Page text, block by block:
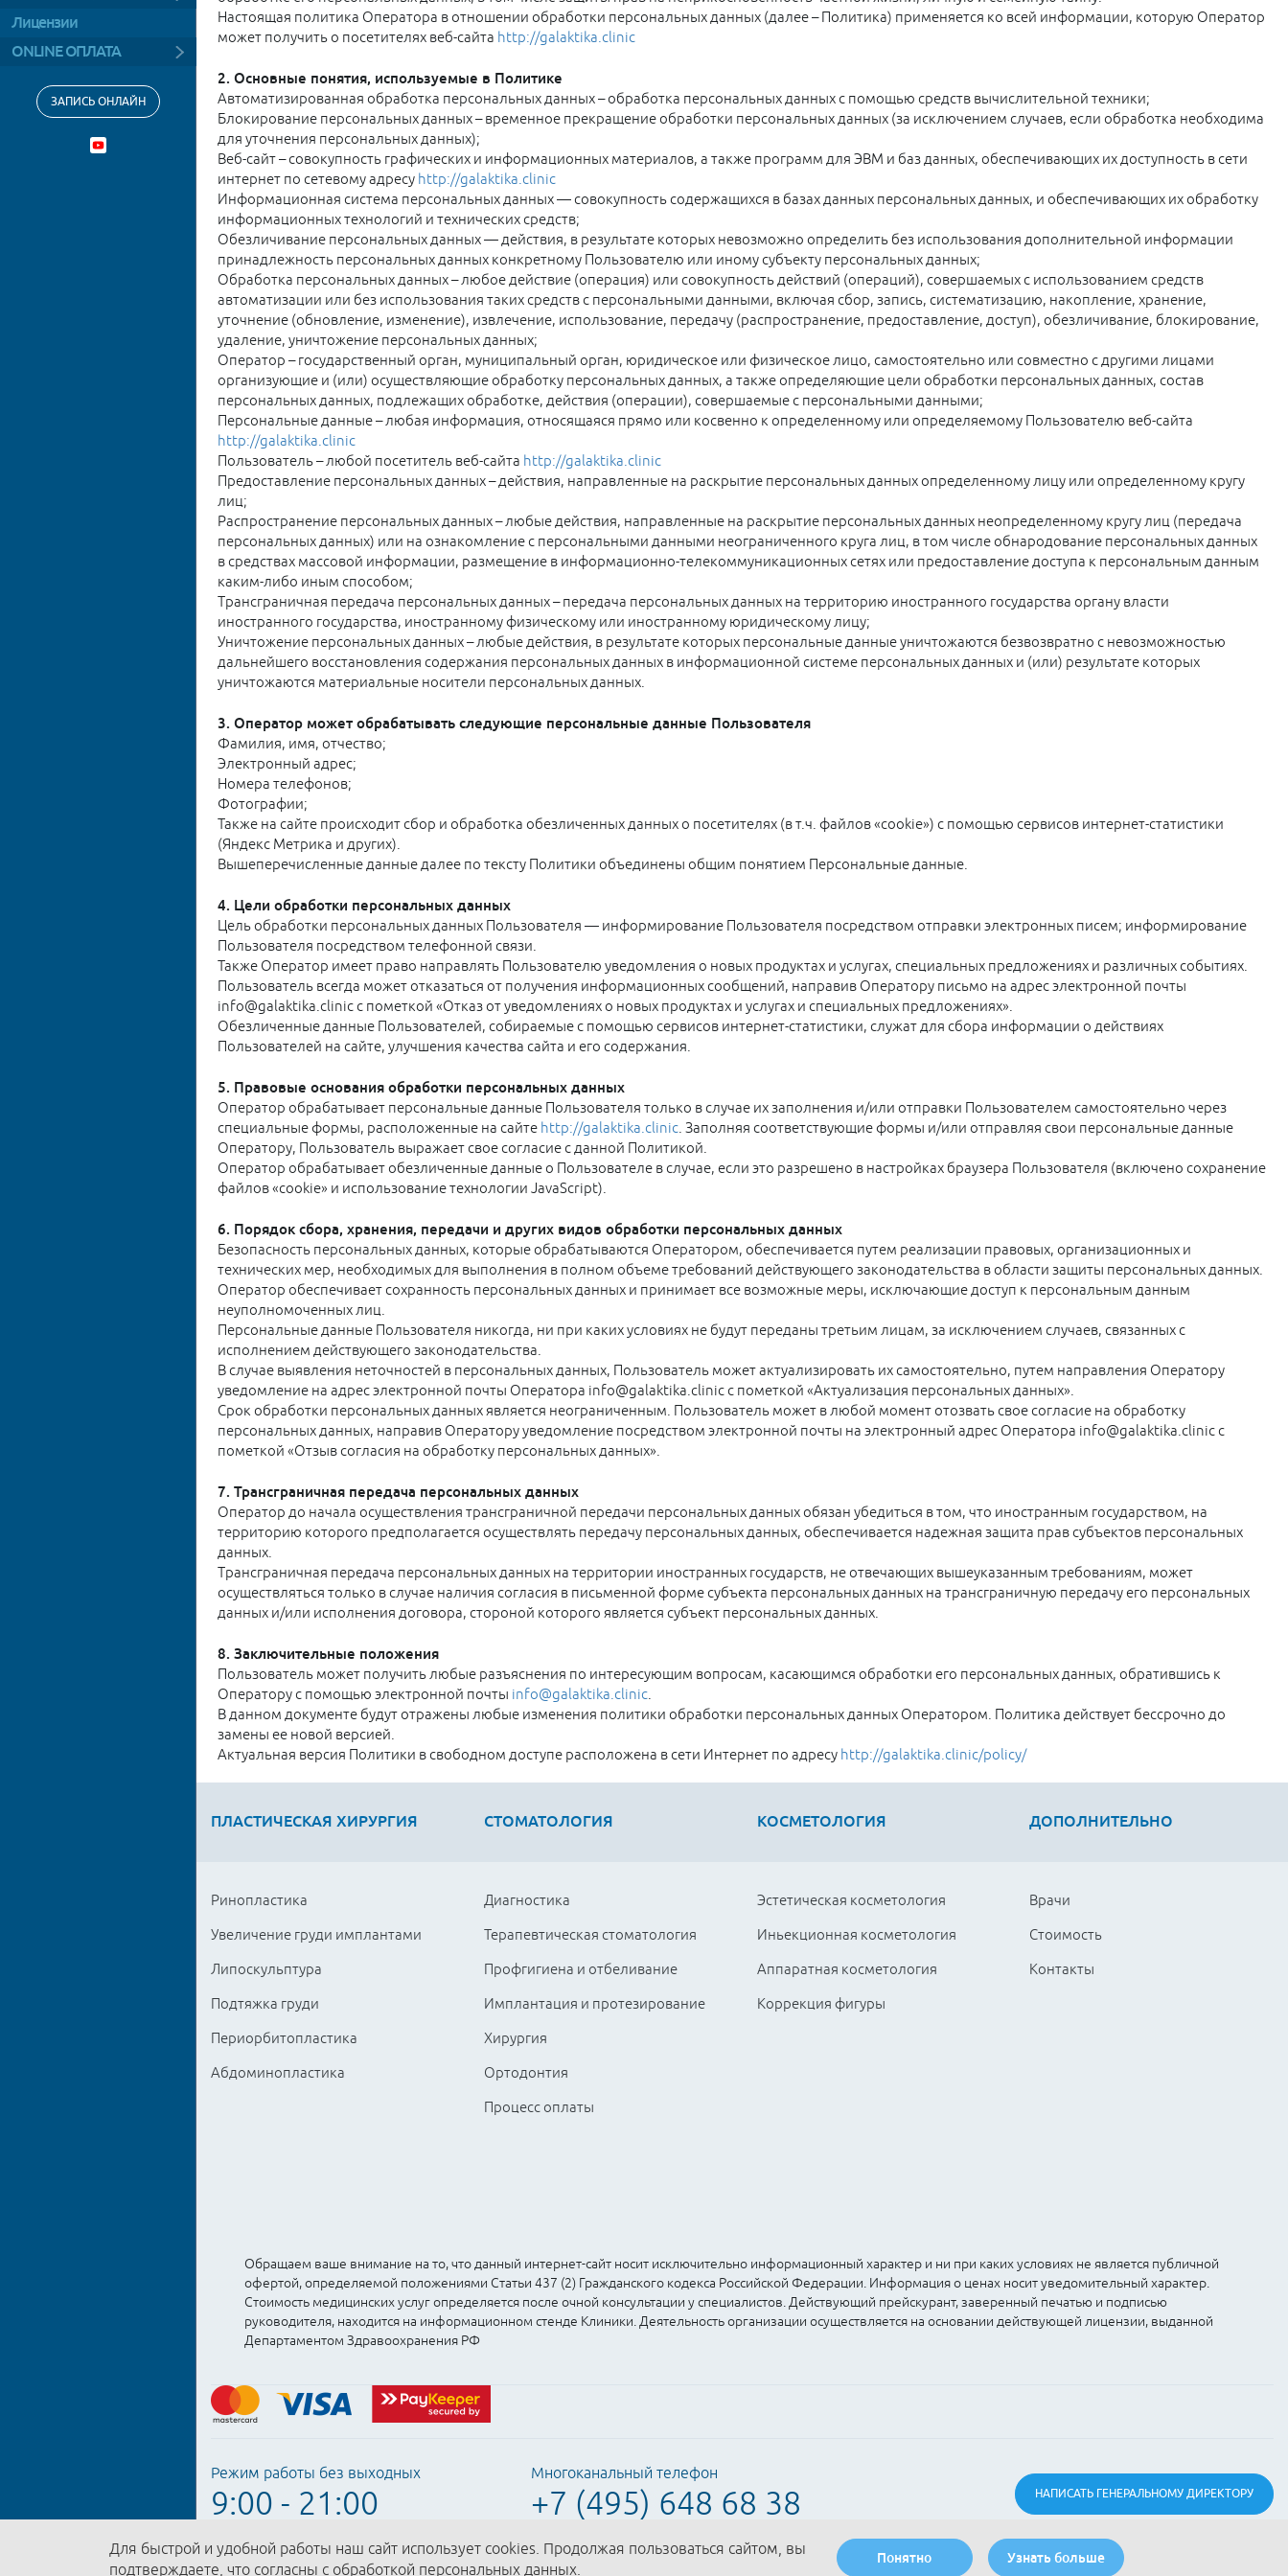
Лицензии
ONLINE ОПЛАТА
Подготовка к
пластической
косметология
коррекция фигуры и
перманентный макияж
Уколы гиалуроновой
кислоты
Биоревитализация
Уколы Ботокса
Инъекционная
косметология
Инъекционное
омоложение SCULPTRA
Лечение гипергидроза
ботулотоксином
VBeam Perfecta
Лазерная
Лазерная эпиляция
подмышек
Лазерная эпиляция
бикини
Лазерная шлифовка
рубцов
Лазерная эпиляция
Микроигольчатый RF-
лифтинг Morpheus 8
Inmode
эпиляции
Лазер Fotona
Аппарат Sciton BBL
Vela Shape III
Ulthera System
Прессотерапия
Sciton BBL
HELEO4
Тhermage CPT Термаж
HydraFacial Allegra MD
Микроигольчатый RF-
лифтинг Morpheus 8
Inmode
Лазер VBeam Perfecta
RF-лифтинг
Показания и виды
реабилитации
Как послать жир
ЗАПИСЬ ОНЛАЙН
Настоящая политика Оператора в отношении обработки персональных данных (далее – Политика) применяется ко всей информации, которую Оператор
может получить о посетителях веб-сайта http://galaktika.clinic
2. Основные понятия, используемые в Политике
Автоматизированная обработка персональных данных – обработка персональных данных с помощью средств вычислительной техники;
Блокирование персональных данных – временное прекращение обработки персональных данных (за исключением случаев, если обработка необходима
для уточнения персональных данных);
Веб-сайт – совокупность графических и информационных материалов, а также программ для ЭВМ и баз данных, обеспечивающих их доступность в сети
интернет по сетевому адресу http://galaktika.clinic
Информационная система персональных данных — совокупность содержащихся в базах данных персональных данных, и обеспечивающих их обработку
информационных технологий и технических средств;
Обезличивание персональных данных — действия, в результате которых невозможно определить без использования дополнительной информации
принадлежность персональных данных конкретному Пользователю или иному субъекту персональных данных;
Обработка персональных данных – любое действие (операция) или совокупность действий (операций), совершаемых с использованием средств
автоматизации или без использования таких средств с персональными данными, включая сбор, запись, систематизацию, накопление, хранение,
уточнение (обновление, изменение), извлечение, использование, передачу (распространение, предоставление, доступ), обезличивание, блокирование,
удаление, уничтожение персональных данных;
Оператор – государственный орган, муниципальный орган, юридическое или физическое лицо, самостоятельно или совместно с другими лицами
организующие и (или) осуществляющие обработку персональных данных, а также определяющие цели обработки персональных данных, состав
персональных данных, подлежащих обработке, действия (операции), совершаемые с персональными данными;
Персональные данные – любая информация, относящаяся прямо или косвенно к определенному или определяемому Пользователю веб-сайта
http://galaktika.clinic
Пользователь – любой посетитель веб-сайта http://galaktika.clinic
Предоставление персональных данных – действия, направленные на раскрытие персональных данных определенному лицу или определенному кругу
лиц;
Распространение персональных данных – любые действия, направленные на раскрытие персональных данных неопределенному кругу лиц (передача
персональных данных) или на ознакомление с персональными данными неограниченного круга лиц, в том числе обнародование персональных данных
в средствах массовой информации, размещение в информационно-телекоммуникационных сетях или предоставление доступа к персональным данным
каким-либо иным способом;
Трансграничная передача персональных данных – передача персональных данных на территорию иностранного государства органу власти
иностранного государства, иностранному физическому или иностранному юридическому лицу;
Уничтожение персональных данных – любые действия, в результате которых персональные данные уничтожаются безвозвратно с невозможностью
дальнейшего восстановления содержания персональных данных в информационной системе персональных данных и (или) результате которых
уничтожаются материальные носители персональных данных.
3. Оператор может обрабатывать следующие персональные данные Пользователя
Фамилия, имя, отчество;
Электронный адрес;
Номера телефонов;
Фотографии;
Также на сайте происходит сбор и обработка обезличенных данных о посетителях (в т.ч. файлов «cookie») с помощью сервисов интернет-статистики
(Яндекс Метрика и других).
Вышеперечисленные данные далее по тексту Политики объединены общим понятием Персональные данные.
4. Цели обработки персональных данных
Цель обработки персональных данных Пользователя — информирование Пользователя посредством отправки электронных писем; информирование
Пользователя посредством телефонной связи.
Также Оператор имеет право направлять Пользователю уведомления о новых продуктах и услугах, специальных предложениях и различных событиях.
Пользователь всегда может отказаться от получения информационных сообщений, направив Оператору письмо на адрес электронной почты
info@galaktika.clinic с пометкой «Отказ от уведомлениях о новых продуктах и услугах и специальных предложениях».
Обезличенные данные Пользователей, собираемые с помощью сервисов интернет-статистики, служат для сбора информации о действиях
Пользователей на сайте, улучшения качества сайта и его содержания.
5. Правовые основания обработки персональных данных
Оператор обрабатывает персональные данные Пользователя только в случае их заполнения и/или отправки Пользователем самостоятельно через
специальные формы, расположенные на сайте http://galaktika.clinic. Заполняя соответствующие формы и/или отправляя свои персональные данные
Оператору, Пользователь выражает свое согласие с данной Политикой.
Оператор обрабатывает обезличенные данные о Пользователе в случае, если это разрешено в настройках браузера Пользователя (включено сохранение
файлов «cookie» и использование технологии JavaScript).
6. Порядок сбора, хранения, передачи и других видов обработки персональных данных
Безопасность персональных данных, которые обрабатываются Оператором, обеспечивается путем реализации правовых, организационных и
технических мер, необходимых для выполнения в полном объеме требований действующего законодательства в области защиты персональных данных.
Оператор обеспечивает сохранность персональных данных и принимает все возможные меры, исключающие доступ к персональным данным
неуполномоченных лиц.
Персональные данные Пользователя никогда, ни при каких условиях не будут переданы третьим лицам, за исключением случаев, связанных с
исполнением действующего законодательства.
В случае выявления неточностей в персональных данных, Пользователь может актуализировать их самостоятельно, путем направления Оператору
уведомление на адрес электронной почты Оператора info@galaktika.clinic с пометкой «Актуализация персональных данных».
Срок обработки персональных данных является неограниченным. Пользователь может в любой момент отозвать свое согласие на обработку
персональных данных, направив Оператору уведомление посредством электронной почты на электронный адрес Оператора info@galaktika.clinic с
пометкой «Отзыв согласия на обработку персональных данных».
7. Трансграничная передача персональных данных
Оператор до начала осуществления трансграничной передачи персональных данных обязан убедиться в том, что иностранным государством, на
территорию которого предполагается осуществлять передачу персональных данных, обеспечивается надежная защита прав субъектов персональных
данных.
Трансграничная передача персональных данных на территории иностранных государств, не отвечающих вышеуказанным требованиям, может
осуществляться только в случае наличия согласия в письменной форме субъекта персональных данных на трансграничную передачу его персональных
данных и/или исполнения договора, стороной которого является субъект персональных данных.
8. Заключительные положения
Пользователь может получить любые разъяснения по интересующим вопросам, касающимся обработки его персональных данных, обратившись к
Оператору с помощью электронной почты info@galaktika.clinic.
В данном документе будут отражены любые изменения политики обработки персональных данных Оператором. Политика действует бессрочно до
замены ее новой версией.
Актуальная версия Политики в свободном доступе расположена в сети Интернет по адресу http://galaktika.clinic/policy/
ПЛАСТИЧЕСКАЯ ХИРУРГИЯ
Ринопластика
Увеличение груди имплантами
Липоскульптура
Подтяжка груди
Периорбитопластика
Абдоминопластика
СТОМАТОЛОГИЯ
Диагностика
Терапевтическая стоматология
Профгигиена и отбеливание
Имплантация и протезирование
Хирургия
Ортодонтия
Процесс оплаты
КОСМЕТОЛОГИЯ
Эстетическая косметология
Иньекционная косметология
Аппаратная косметология
Коррекция фигуры
ДОПОЛНИТЕЛЬНО
Врачи
Стоимость
Контакты
Обращаем ваше внимание на то, что данный интернет-сайт носит исключительно информационный характер и ни при каких условиях не является публичной
офертой, определяемой положениями Статьи 437 (2) Гражданского кодекса Российской Федерации. Информация о ценах носит уведомительный характер.
Стоимость медицинских услуг определяется после очной консультации у специалистов. Действующий прейскурант, заверенный печатью и подписью
руководителя, находится на информационном стенде Клиники. Деятельность организации осуществляется на основании действующей лицензии, выданной
Департаментом Здравоохранения РФ
Режим работы без выходных
9:00 - 21:00
Многоканальный телефон
+7 (495) 648 68 38 НАПИСАТЬ ГЕНЕРАЛЬНОМУДИРЕКТОРУ
Быстро с 1С-Битрикс
Для быстрой и удобной работы наш сайт использует cookies. Продолжая пользоваться сайтом, вы
подтверждаете, что согласны с обработкой персональных данных.
Узнать больше
Понятно